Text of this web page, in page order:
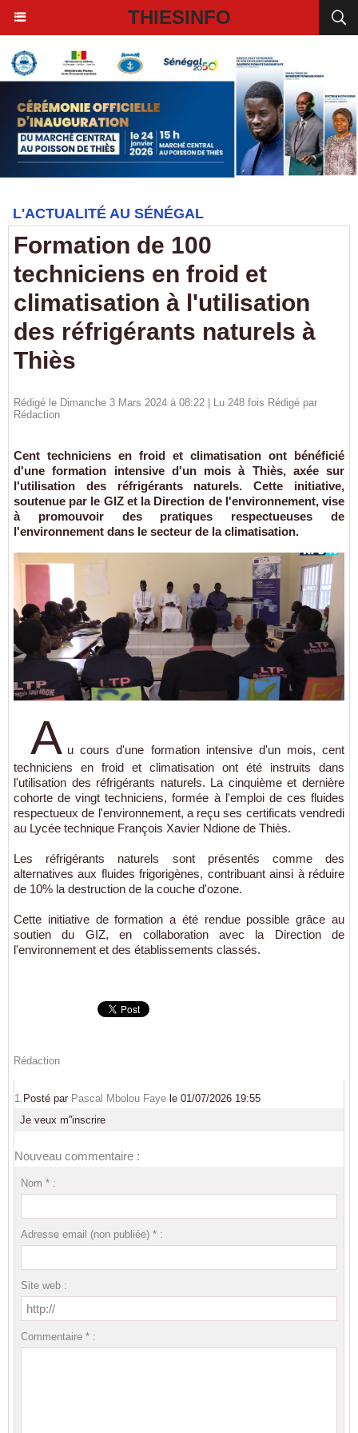
THIESINFO
L'ACTUALITÉ AU SÉNÉGAL
Formation de 100
techniciens en froid et
climatisation à l'utilisation
des réfrigérants naturels à
Thiès
Rédigé le Dimanche 3 Mars 2024 à 08:22 | Lu 248 fois Rédigé par
Rédaction
Cent techniciens en froid et climatisation ont bénéficié
d'une formation intensive d'un mois à Thiès, axée sur
l'utilisation des réfrigérants naturels. Cette initiative,
soutenue par le GIZ et la Direction de l'environnement, vise
à promouvoir des pratiques respectueuses de
l'environnement dans le secteur de la climatisation.
A u cours d'une formation intensive d'un mois, cent
techniciens en froid et climatisation ont été instruits dans
l'utilisation des réfrigérants naturels. La cinquième et dernière
cohorte de vingt techniciens, formée à l'emploi de ces fluides
respectueux de l'environnement, a reçu ses certificats vendredi
au Lycée technique François Xavier Ndione de Thiès.
Les réfrigérants naturels sont présentés comme des
alternatives aux fluides frigorigènes, contribuant ainsi à réduire
de 10% la destruction de la couche d'ozone.
Cette initiative de formation a été rendue possible grâce au
soutien du GIZ, en collaboration avec la Direction de
l'environnement et des établissements classés.
Rédaction
1. Posté par Pascal Mbolou Faye le 01/07/2026 19:55
Je veux m''inscrire
Nouveau commentaire :
Nom * :
Adresse email (non publiée) * :
Site web :
Commentaire * :